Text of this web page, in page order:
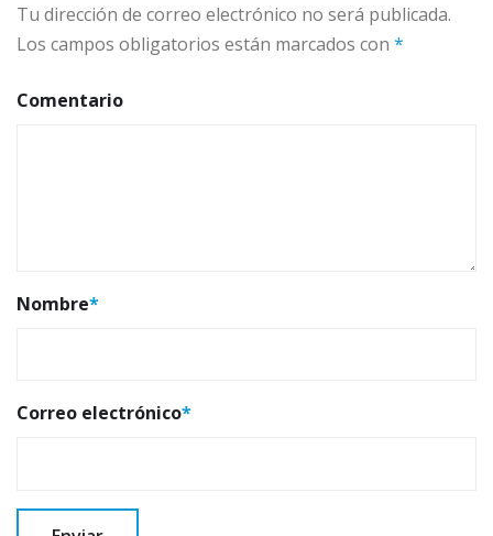
Tu dirección de correo electrónico no será publicada.
Los campos obligatorios están marcados con *
Comentario
Nombre*
Correo electrónico*